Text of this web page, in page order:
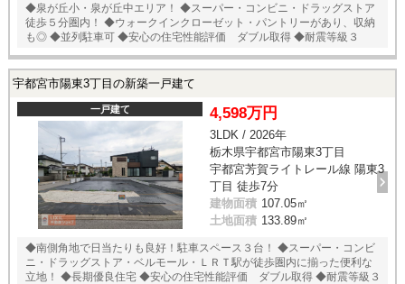
◆泉が丘小・泉が丘中エリア！ ◆スーパー・コンビニ・ドラッグストア
徒歩５分圏内！ ◆ウォークインクローゼット・パントリーがあり、収納
も◎ ◆並列駐車可 ◆安心の住宅性能評価 ダブル取得 ◆耐震等級３
宇都宮市陽東3丁目の新築一戸建て
一戸建て 4,598万円
3LDK / 2026年
栃木県宇都宮市陽東3丁目
宇都宮芳賀ライトレール線 陽東3
丁目 徒歩7分
建物面積 107.05㎡
土地面積 133.89㎡
◆南側角地で日当たりも良好！駐車スペース３台！ ◆スーパー・コンビ
ニ・ドラッグストア・ベルモール・ＬＲＴ駅が徒歩圏内に揃った便利な
立地！ ◆長期優良住宅 ◆安心の住宅性能評価 ダブル取得 ◆耐震等級３